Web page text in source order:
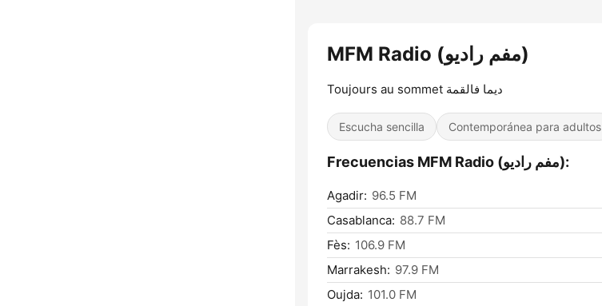
MFM Radio (مفم راديو)
Toujours au sommet ديما فالقمة
Escucha sencilla Contemporánea para adultos
Frecuencias MFM Radio (مفم راديو):
Agadir: 96.5 FM
Casablanca: 88.7 FM
Fès: 106.9 FM
Marrakesh: 97.9 FM
Oujda: 101.0 FM